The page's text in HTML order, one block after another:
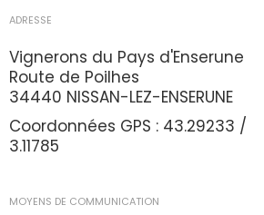
ADRESSE
Vignerons du Pays d'Enserune
Route de Poilhes
34440 NISSAN-LEZ-ENSERUNE
Coordonnées GPS : 43.29233 /
3.11785
MOYENS DE COMMUNICATION